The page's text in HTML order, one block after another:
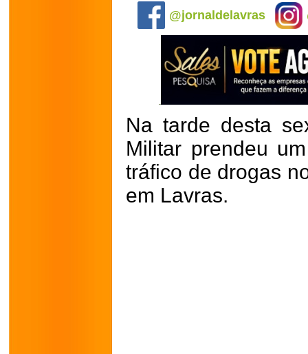
@jornaldelavras
Na tarde desta
Militar prendeu
tráfico de drogas
em Lavras.